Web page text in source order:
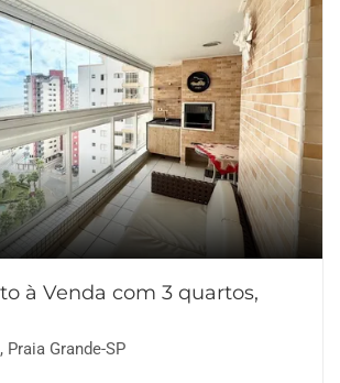
à Venda com 3 quartos,
Praia Grande-SP